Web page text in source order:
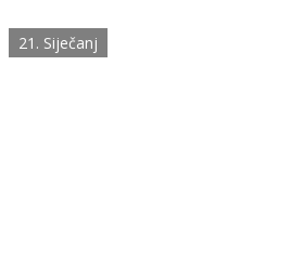
21. Siječanj